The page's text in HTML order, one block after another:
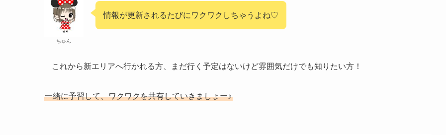
ちゅん
情報が更新されるたびにワクワクしちゃうよね♡
これから新エリアへ行かれる方、まだ行く予定はないけど雰囲気だけでも知りたい方！
一緒に予習して、ワクワクを共有していきましょー♪